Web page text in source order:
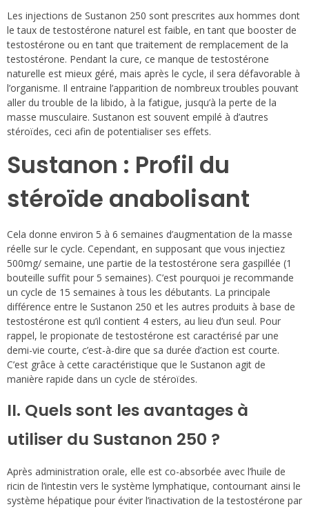
Les injections de Sustanon 250 sont prescrites aux hommes dont
le taux de testostérone naturel est faible, en tant que booster de
testostérone ou en tant que traitement de remplacement de la
testostérone. Pendant la cure, ce manque de testostérone
naturelle est mieux géré, mais après le cycle, il sera défavorable à
l’organisme. Il entraine l’apparition de nombreux troubles pouvant
aller du trouble de la libido, à la fatigue, jusqu’à la perte de la
masse musculaire. Sustanon est souvent empilé à d’autres
stéroïdes, ceci afin de potentialiser ses effets.
Sustanon : Profil du
stéroïde anabolisant
Cela donne environ 5 à 6 semaines d’augmentation de la masse
réelle sur le cycle. Cependant, en supposant que vous injectiez
500mg/ semaine, une partie de la testostérone sera gaspillée (1
bouteille suffit pour 5 semaines). C’est pourquoi je recommande
un cycle de 15 semaines à tous les débutants. La principale
différence entre le Sustanon 250 et les autres produits à base de
testostérone est qu’il contient 4 esters, au lieu d’un seul. Pour
rappel, le propionate de testostérone est caractérisé par une
demi-vie courte, c’est-à-dire que sa durée d’action est courte.
C’est grâce à cette caractéristique que le Sustanon agit de
manière rapide dans un cycle de stéroïdes.
II. Quels sont les avantages à
utiliser du Sustanon 250 ?
Après administration orale, elle est co-absorbée avec l’huile de
ricin de l’intestin vers le système lymphatique, contournant ainsi le
système hépatique pour éviter l’inactivation de la testostérone par